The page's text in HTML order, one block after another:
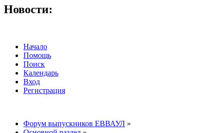
Новости:
Начало
Помощь
Поиск
Календарь
Вход
Регистрация
Форум выпускников ЕВВАУЛ »